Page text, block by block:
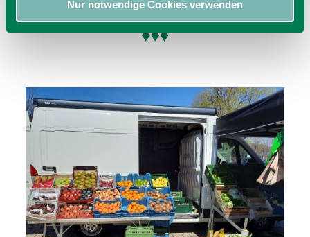
Nur notwendige Cookies verwenden